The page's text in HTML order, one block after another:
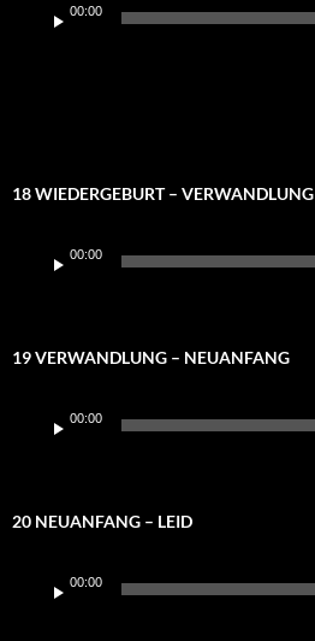
Player
00:00
18 WIEDERGEBURT – VERWANDLUNG
Player
00:00
19 VERWANDLUNG – NEUANFANG
Player
00:00
20 NEUANFANG – LEID
Player
00:00